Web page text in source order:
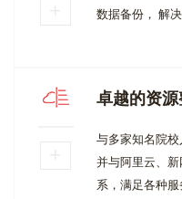
数据备份， 解
卓越的资
与多家知名院
并与阿里云、
系，满足各种服